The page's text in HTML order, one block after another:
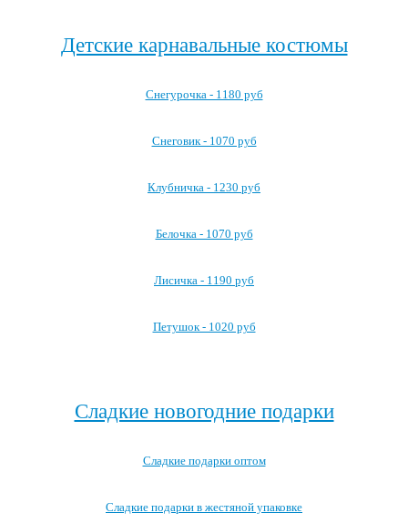
Детские карнавальные костюмы
Снегурочка - 1180 руб
Снеговик - 1070 руб
Клубничка - 1230 руб
Белочка - 1070 руб
Лисичка - 1190 руб
Петушок - 1020 руб
Сладкие новогодние подарки
Сладкие подарки оптом
Сладкие подарки в жестяной упаковке